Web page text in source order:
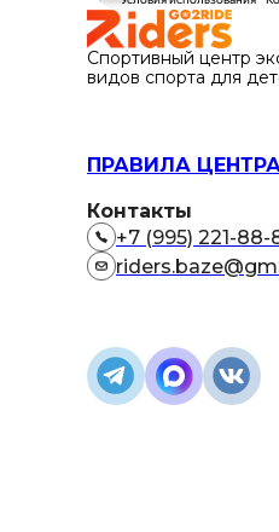
Спортивный центр
видов спорта для
ПРАВИЛА
Контакты
+7 (995) 221-88-